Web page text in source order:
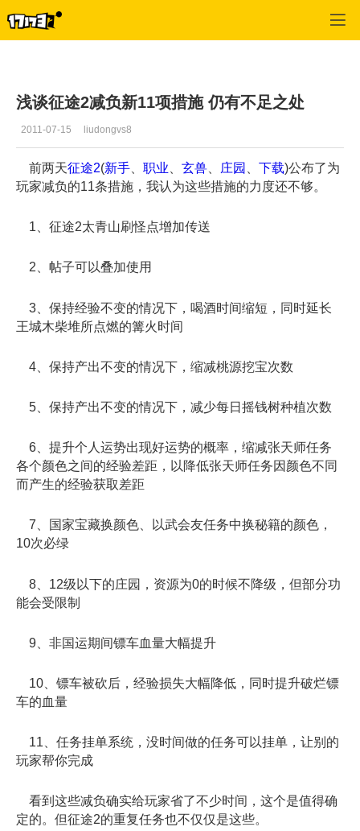
浅谈征途2减负新11项措施 仍有不足之处
2011-07-15 liudongvs8
前两天征途2(新手 职业 玄兽 庄园 下载)公布了为
玩家减负的11条措施，我认为这些措施的力度还不够。
1、征途2太青山刷怪点增加传送
2、帖子可以叠加使用
3、保持经验不变的情况下，喝酒时间缩短，同时延长
王城木柴堆所点燃的篝火时间
4、保持产出不变的情况下，缩减桃源挖宝次数
5、保持产出不变的情况下，减少每日摇钱树种植次数
6、提升个人运势出现好运势的概率，缩减张天师任务
各个颜色之间的经验差距，以降低张天师任务因颜色不同
而产生的经验获取差距
7、国家宝藏换颜色、以武会友任务中换秘籍的颜色，
10次必绿
8、12级以下的庄园，资源为0的时候不降级，但部分功
能会受限制
9、非国运期间镖车血量大幅提升
10、镖车被砍后，经验损失大幅降低，同时提升破烂镖
车的血量
11、任务挂单系统，没时间做的任务可以挂单，让别的
玩家帮你完成
看到这些减负确实给玩家省了不少时间，这个是值得确
定的。但征途2的重复任务也不仅仅是这些。